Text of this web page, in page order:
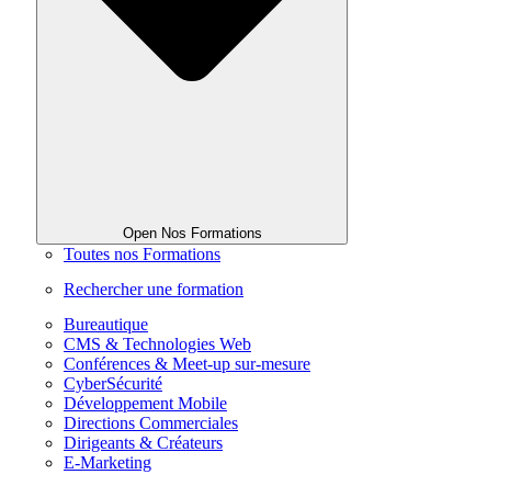
Open Nos Formations
Toutes nos Formations
Rechercher une formation
Bureautique
CMS & Technologies Web
Conférences & Meet-up sur-mesure
CyberSécurité
Développement Mobile
Directions Commerciales
Dirigeants & Créateurs
E-Marketing